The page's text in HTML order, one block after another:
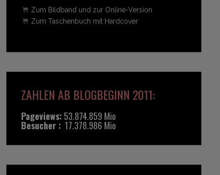
Zum Bildband und zur Online-Version
Zum Taschenbuch mit Hardcover
ZAHLEN AB BLOGBEGINN 2011:
Pageviews: 53.874.859 Mio
Besucher : 17.378.986 Mio